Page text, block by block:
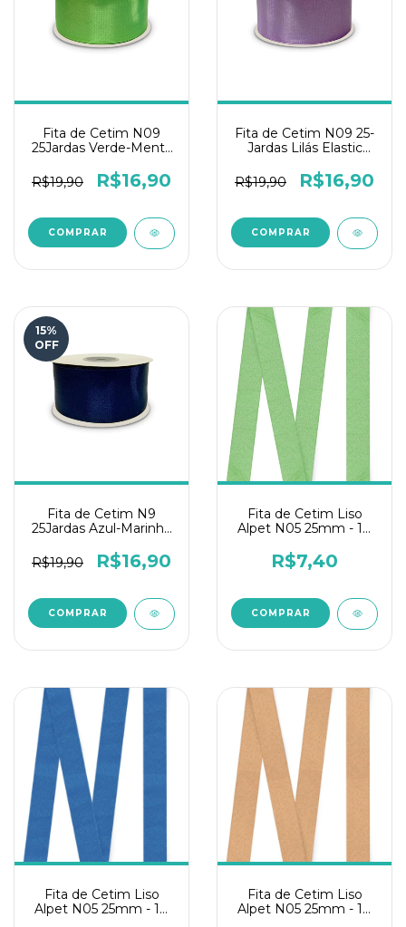
Fita de Cetim N09
25Jardas Verde-Menta
R$19,90
R$16,90
Fita de Cetim N09 25-
Jardas Lilás Elastic
R$19,90
R$16,90
15%
OFF
Fita de Cetim N9
25Jardas Azul-Marinho
R$19,90
R$16,90
Fita de Cetim Liso
Alpet N05 25mm - 10
R$7,40
Fita de Cetim Liso
Alpet N05 25mm - 10
Fita de Cetim Liso
Alpet N05 25mm - 10